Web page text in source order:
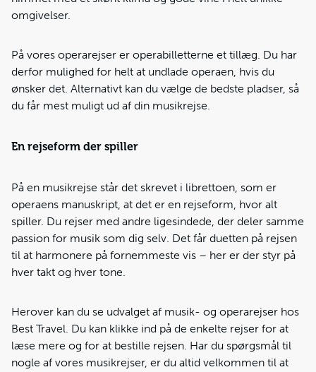
omgivelser.
På vores operarejser er operabilletterne et tillæg. Du har
derfor mulighed for helt at undlade operaen, hvis du
ønsker det. Alternativt kan du vælge de bedste pladser, så
du får mest muligt ud af din musikrejse.
En rejseform der spiller
På en musikrejse står det skrevet i librettoen, som er
operaens manuskript, at det er en rejseform, hvor alt
spiller. Du rejser med andre ligesindede, der deler samme
passion for musik som dig selv. Det får duetten på rejsen
til at harmonere på fornemmeste vis – her er der styr på
hver takt og hver tone.
Herover kan du se udvalget af musik- og operarejser hos
Best Travel. Du kan klikke ind på de enkelte rejser for at
læse mere og for at bestille rejsen. Har du spørgsmål til
nogle af vores musikrejser, er du altid velkommen til at